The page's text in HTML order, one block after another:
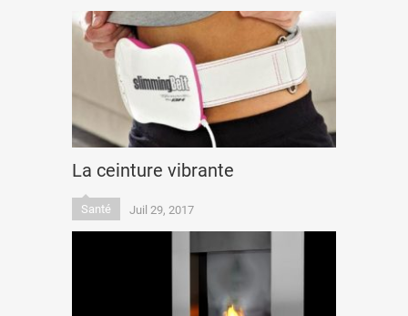
La ceinture vibrante
Santé Juil 29, 2017